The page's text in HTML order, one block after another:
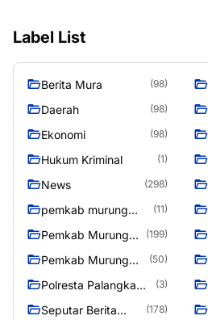
Label List
Berita Mura (98)
Daerah (98)
Ekonomi (98)
Hukum Kriminal (1)
News (298)
pemkab murung
(11)
Pemkab Murung
(199)
Pemkab Murung
(50)
Polresta Palangka
(3)
Seputar Berita
(178)